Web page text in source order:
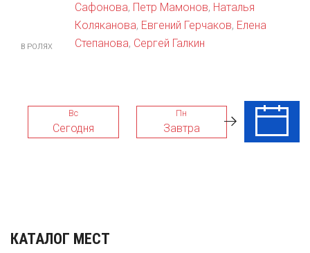
В РОЛЯХ
Сафонова, Петр Мамонов, Наталья
Коляканова, Евгений Герчаков, Елена
Степанова, Сергей Галкин
Вс
Сегодня
Пн
Завтра
Вт
КАТАЛОГ МЕСТ